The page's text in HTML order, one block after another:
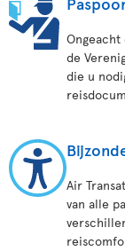
Ongeacht
de
die u
Air
van alle